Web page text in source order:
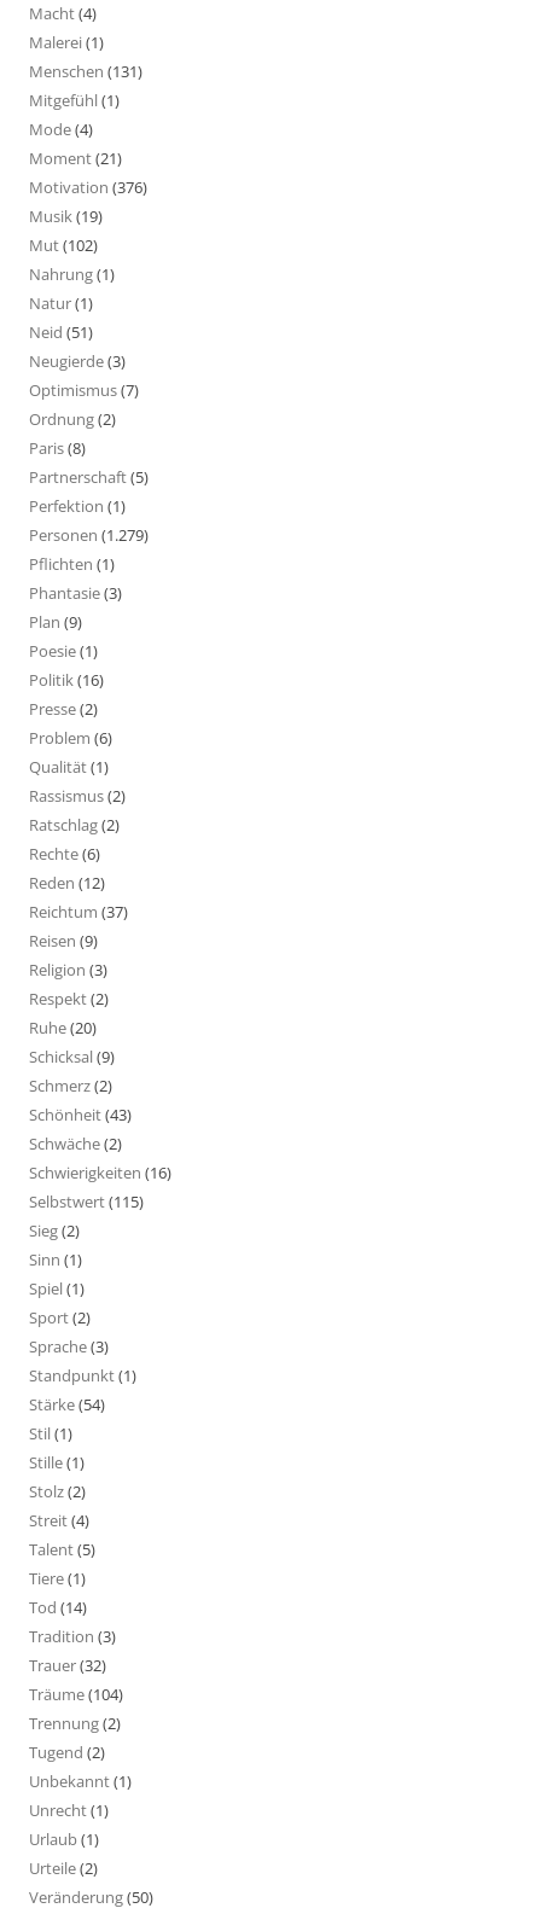
Macht(4)
Malerei(1)
Menschen (131)
Mitgefühl(1)
Mode(4)
Moment(21)
Motivation (376)
Musik(19)
Mut(102)
Nahrung(1)
Natur(1)
Neid (51)
Neugierde(3)
Optimismus(7)
Ordnung(2)
Paris(8)
Partnerschaft(5)
Perfektion (1)
Personen (1.279)
Pflichten (1)
Phantasie(3)
Plan (9)
Poesie(1)
Politik(16)
Presse(2)
Problem (6)
Qualität(1)
Rassismus(2)
Ratschlag(2)
Rechte(6)
Reden (12)
Reichtum (37)
Reisen (9)
Religion (3)
Respekt(2)
Ruhe(20)
Schicksal(9)
Schmerz(2)
Schönheit(43)
Schwäche(2)
Schwierigkeiten (16)
Selbstwert(115)
Sieg(2)
Sinn (1)
Spiel(1)
Sport(2)
Sprache(3)
Standpunkt(1)
Stärke(54)
Stil(1)
Stille(1)
Stolz(2)
Streit(4)
Talent(5)
Tiere(1)
Tod (14)
Tradition (3)
Trauer(32)
Träume(104)
Trennung(2)
Tugend (2)
Unbekannt(1)
Unrecht(1)
Urlaub(1)
Urteile(2)
Veränderung(50)